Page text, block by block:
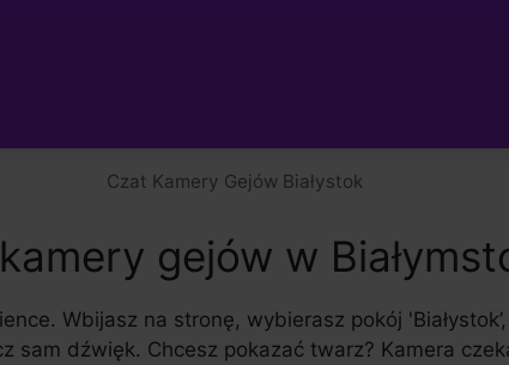
Czat Kamery Gejów Białystok
gejów w
Wbijasz na stronę, wybierasz pokój
sam dźwięk. Chcesz pokazać twarz? Kamera